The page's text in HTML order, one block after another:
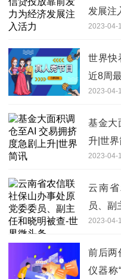
发展注
2023-04-
世界快
近8周
2023-04-
基金大
升|世
2023-04-
云南
员、副
2023-04-
前后两
仪器称